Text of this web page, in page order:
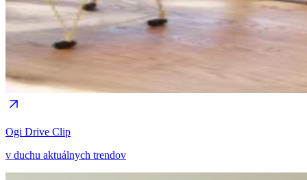
Ogi Drive Clip
v duchu aktuálnych trendov